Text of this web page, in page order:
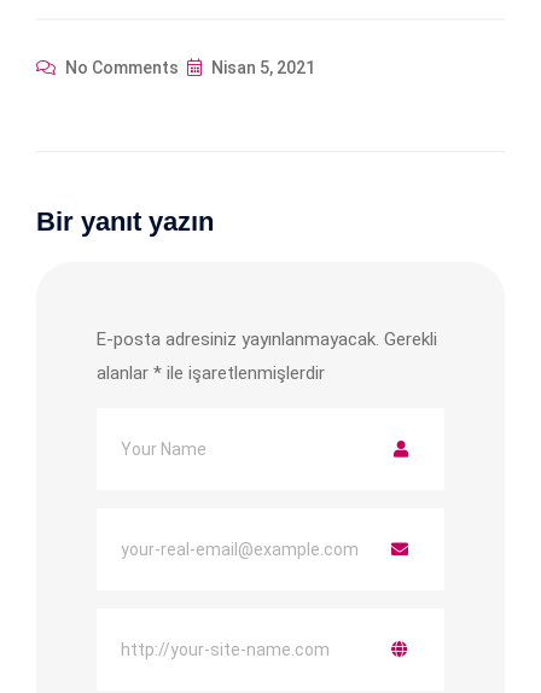
No Comments Nisan 5, 2021
Bir yanıt yazın
E-posta adresiniz yayınlanmayacak. Gerekli
alanlar * ile işaretlenmişlerdir